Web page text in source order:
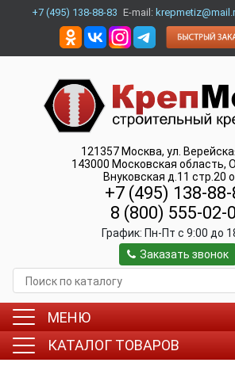
+7 (495) 138-88-83 E-mail:
121357 Москва, ул.
143000 Московская область,
Внуковская д.11 стр.20
+7 (495) 138-
8 (800) 555-02-
График: Пн-Пт c 9:00 до
Заказать звонок
МЕНЮ
КАТАЛОГ ТОВАРОВ